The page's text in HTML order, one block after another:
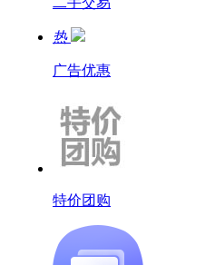
热
广告优惠
特价团购